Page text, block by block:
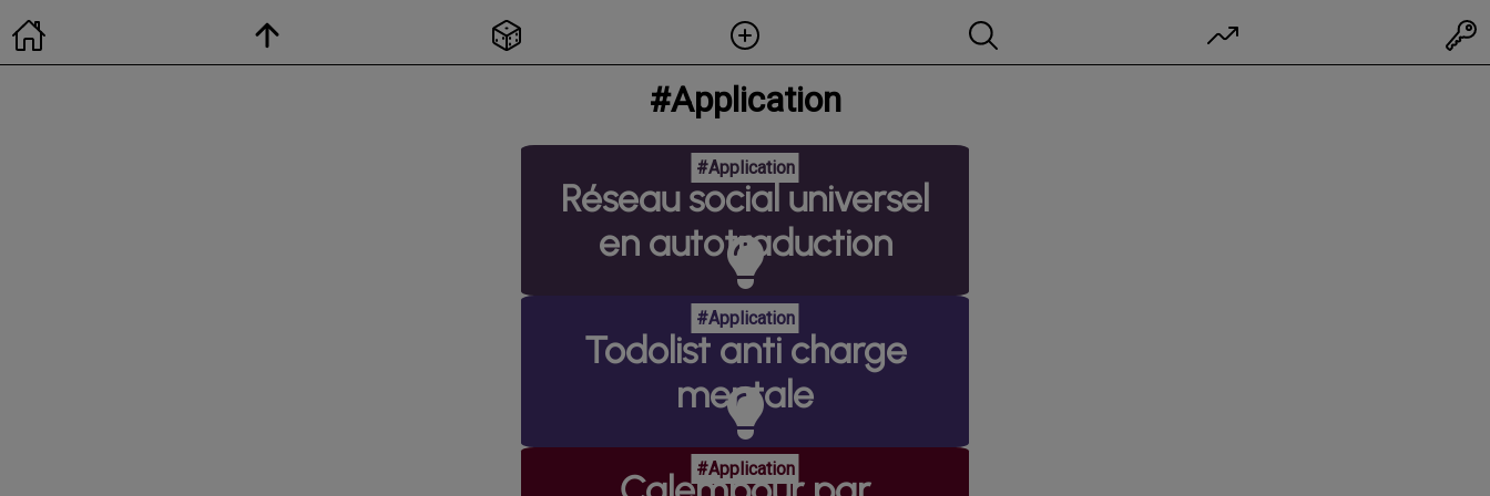
#Application
#Application
Réseau social universel
en autotraduction
#Application
Todolist anti charge
mentale
#Application